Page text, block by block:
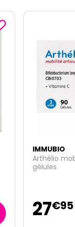
IMMUBIO
Physionorm
10€95